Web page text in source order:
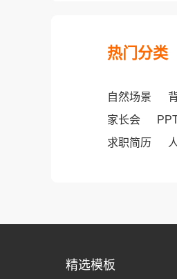
热门分类
自然场景
家长会
求职简历
精选模板